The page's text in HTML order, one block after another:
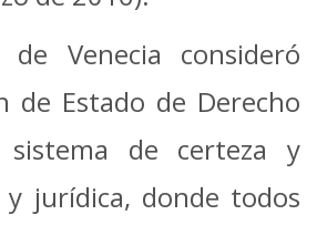
de Venecia consideró
de Estado de Derecho
de certeza y
y jurídica, donde todos